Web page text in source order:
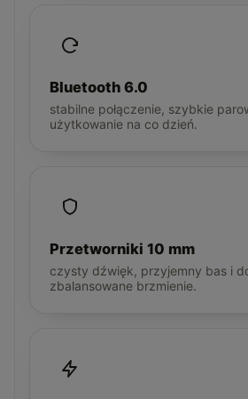
Bluetooth 6.0
stabilne połączenie, szybkie
użytkowanie na co dzień.
Przetworniki 10 mm
czysty dźwięk, przyjemny bas i
zbalansowane brzmienie.